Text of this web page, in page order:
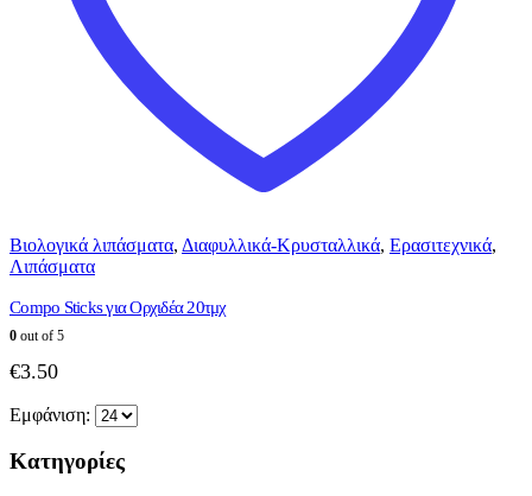
Βιολογικά λιπάσματα, Διαφυλλικά-Κρυσταλλικά, Ερασιτεχνικά,
Λιπάσματα
Compo Sticks για Ορχιδέα 20τμχ
0 out of 5
€3.50
Εμφάνιση:
Κατηγορίες